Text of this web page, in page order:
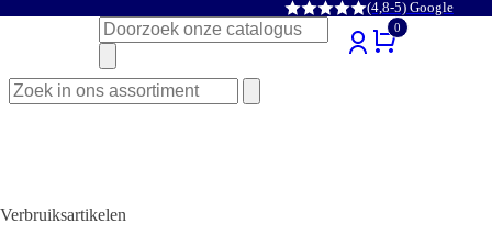
(4,8-5) Google
Zoeken
naar:
0
Zoeken
naar:
Verbruiksartikelen